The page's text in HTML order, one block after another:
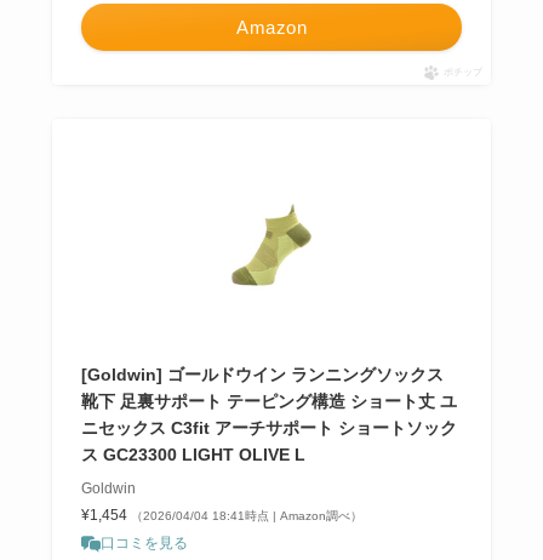
Amazon
ポチップ
[Goldwin] ゴールドウイン ランニングソックス
靴下 足裏サポート テーピング構造 ショート丈 ユ
ニセックス C3fit アーチサポート ショートソック
ス GC23300 LIGHT OLIVE L
Goldwin
¥1,454
（2026/04/04 18:41時点 | Amazon調べ）
口コミを見る